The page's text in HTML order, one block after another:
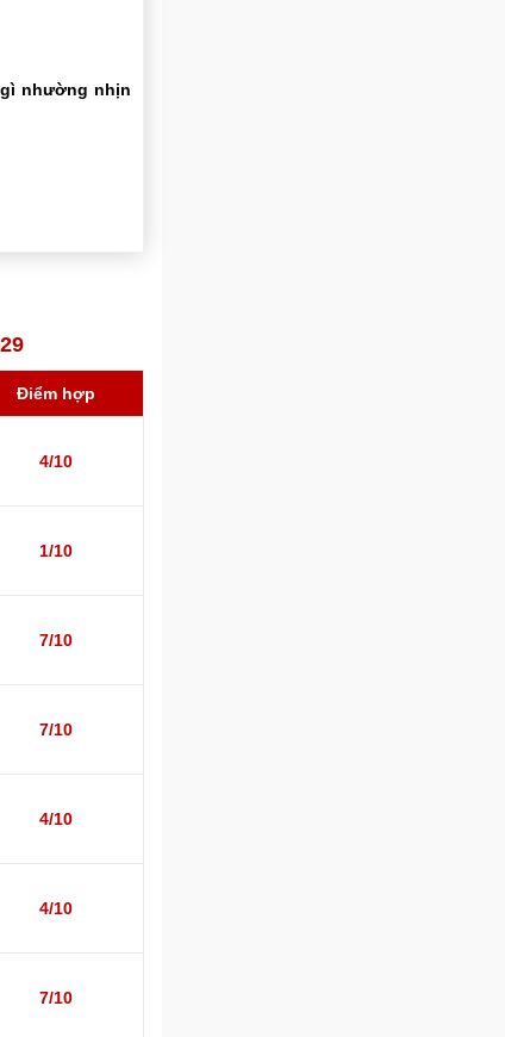
nhường nhịn
Điểm hợp
4/10
1/10
7/10
7/10
4/10
4/10
7/10